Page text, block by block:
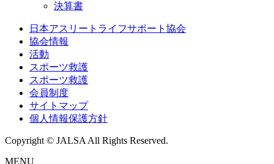
決算書
日本アスリートライフサポート協会
協会情報
活動
スポーツ救護
スポーツ救護
会員制度
サイトマップ
個人情報保護方針
Copyright © JALSA All Rights Reserved.
MENU